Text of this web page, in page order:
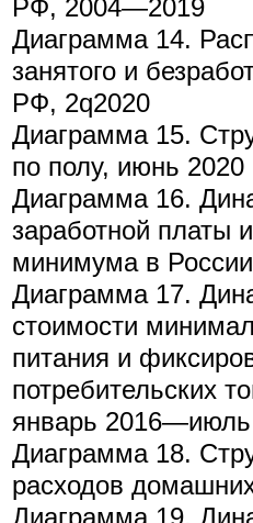
РФ, 2004—2019
Диаграмма 14.
занятого и
РФ, 2q2020
Диаграмма 15.
по полу, июнь 2020
Диаграмма 16.
заработной платы
минимума в
Диаграмма 17.
стоимости
питания и
потребительских
январь
Диаграмма 18.
расходов
Диаграмма 19.